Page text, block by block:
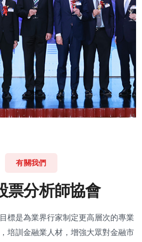
有關我們
票分析師協會
標是為業界行家制定更高層次的專業
培訓金融業人材，增強大眾對金融市